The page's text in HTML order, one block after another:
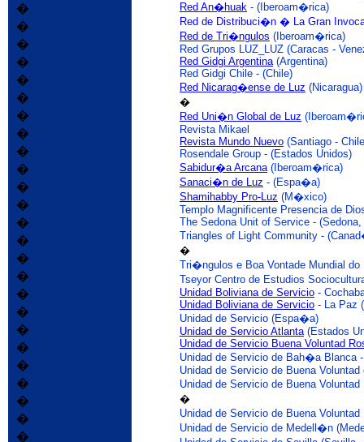
Red An�huak - (Iberoam�rica)
Red de Distribuci�n � La Gran
Red de Tri�ngulos (Iberoam�rica)
Red Grupos LUZ_LUZ (Caracas -
Red Gidgi Argentina(Argentina)
Red Gidgi Chile - (Chile)
Red Nicarag�ense de Luz (Nicaragua)
�
Red Uni�n Global de Luz
Revista Mikael
Revista Mundo Nuevo (Santiago -
Rosendale Group - (Estados Unidos)
Sabidur�a Arcana(Iberoam�rica)
Sanaci�n de Luz - (Espa�a)
Shamihabby Pro-Luz (M�xico)
Templo Magnificente Presencia de
The Sedona Unit of Service -
Triangles of Light Community -
�
Tri�ngulos e Boa Vontade Mundial do
Tseyor Centro de Estudios
Unidad Boliviana de Servicio -
Unidad Boliviana de Servicio - La Paz
Unidad de Servicio (Espa�a)
Unidad de Servicio Atlanta(Estados
Unidad de Servicio Buena Voluntad
Unidad de Servicio de Bah�a Blanca
Unidad de Servicio de Buena
Unidad de Servicio de Buena
�
Unidad de Servicio de Buena
Unidad de Servicio de Medell�n
�
�
�
�
�
�
�
�
�
�
�
�
�
�
�
�
�
�
�
�
�
�
�
�
�